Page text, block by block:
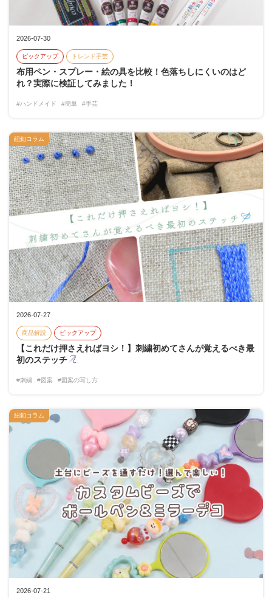
2026-07-30
ピックアップ トレンド手芸
布用ペン・スプレー・絵の具を比較！色落ちしにくいのはど
れ？実際に検証してみました！
#ハンドメイド #簡単 #手芸
2026-07-27
商品解説 ピックアップ
【これだけ押さえればヨシ！】刺繍初めてさんが覚えるべき最
初のステッチ
#刺繍 #図案 #図案の写し方
紐釦コラム
2026-07-21
紐釦コラム